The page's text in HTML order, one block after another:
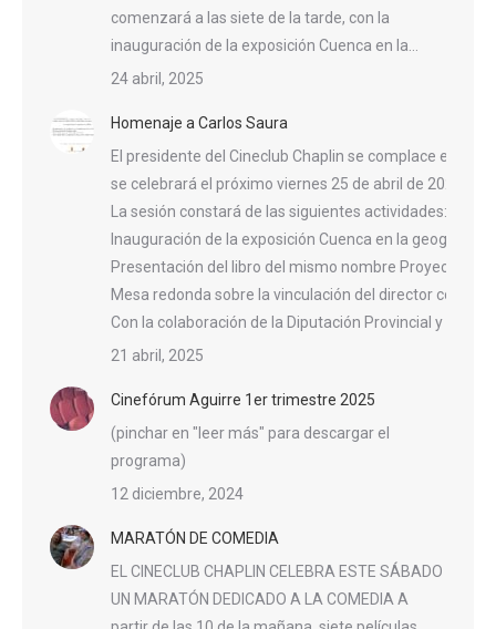
comenzará a las siete de la tarde, con la
inauguración de la exposición Cuenca en la…
24 abril, 2025
Homenaje a Carlos Saura
El presidente del Cineclub Chaplin se complace en
se celebrará el próximo viernes 25 de abril de 2025, a
La sesión constará de las siguientes actividades:
Inauguración de la exposición Cuenca en la geografía
Presentación del libro del mismo nombre Proyección
Mesa redonda sobre la vinculación del director con la
Con la colaboración de la Diputación Provincial y el
21 abril, 2025
Cinefórum Aguirre 1er trimestre 2025
(pinchar en "leer más" para descargar el
programa)
12 diciembre, 2024
MARATÓN DE COMEDIA
EL CINECLUB CHAPLIN CELEBRA ESTE SÁBADO
UN MARATÓN DEDICADO A LA COMEDIA A